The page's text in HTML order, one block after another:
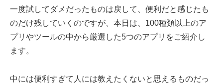
一度試してダメだったものは戻して、便利だと感じたも
のだけ残していくのですが、本日は、100種類以上のア
プリやツールの中から厳選した5つのアプリをご紹介し
ます。
中には便利すぎて人には教えたくないと思えるものだっ